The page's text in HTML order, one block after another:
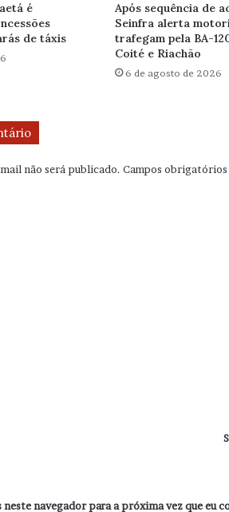
é
de táxis
Após sequência de
Seinfra alerta
trafegam pela BA-
Coité e Riachão
6 de agosto de 2026
não será publicado. Campos obrigatórios
neste navegador para a próxima vez que eu